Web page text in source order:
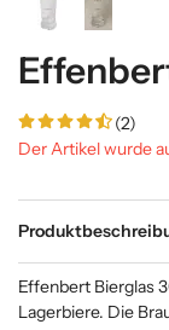
(2)
Der Artikel wurde
Effenbert Bierglas
Lagerbiere. Die